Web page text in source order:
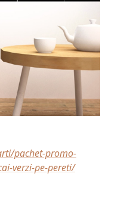
pachet-promo-
verzi-pe-pereti/